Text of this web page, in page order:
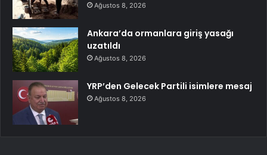
Ağustos 8, 2026
Ankara’da ormanlara giriş yasağı
uzatıldı
Ağustos 8, 2026
YRP’den Gelecek Partili isimlere mesaj
Ağustos 8, 2026